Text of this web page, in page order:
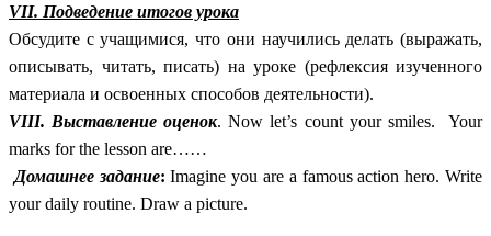
VII. Подведение итогов урока
Обсудите с учащимися, что они научились делать (выражать,
описывать, читать, писать) на уроке (рефлексия изученного
материала и освоенных способов деятельности).
VIII. Выставление оценок. Now let’s count your smiles. Your
marks for the lesson are……
Домашнее задание: Imagine you are a famous action hero. Write
your daily routine. Draw a picture.